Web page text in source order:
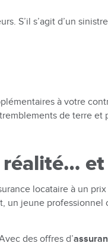
S’il s’agit d’un
à votre
de terre et
réalité…
locataire à un
un jeune
des offres d’